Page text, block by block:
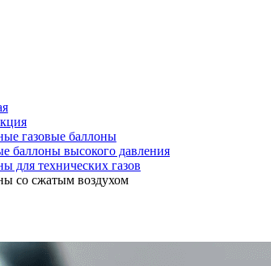
газовые баллоны
баллоны высокого давления
для технических газов
со сжатым воздухом